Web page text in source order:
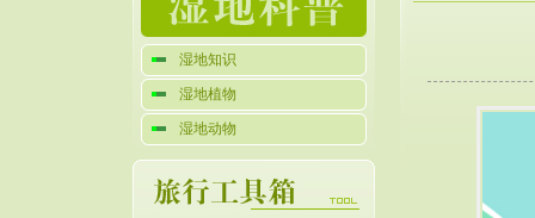
湿地知识
湿地植物
湿地动物